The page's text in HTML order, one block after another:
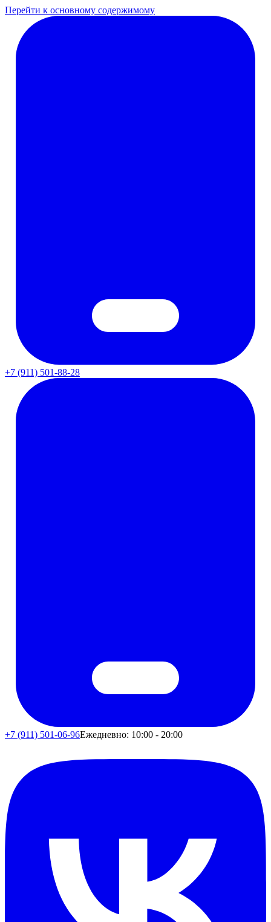
Перейти к основному содержимому
+7 (911) 501-88-28
+7 (911) 501-06-96Ежедневно: 10:00 - 20:00